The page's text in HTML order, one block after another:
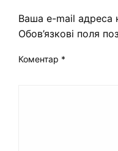
Ваша e-mail адреса
Обов’язкові поля
Коментар *